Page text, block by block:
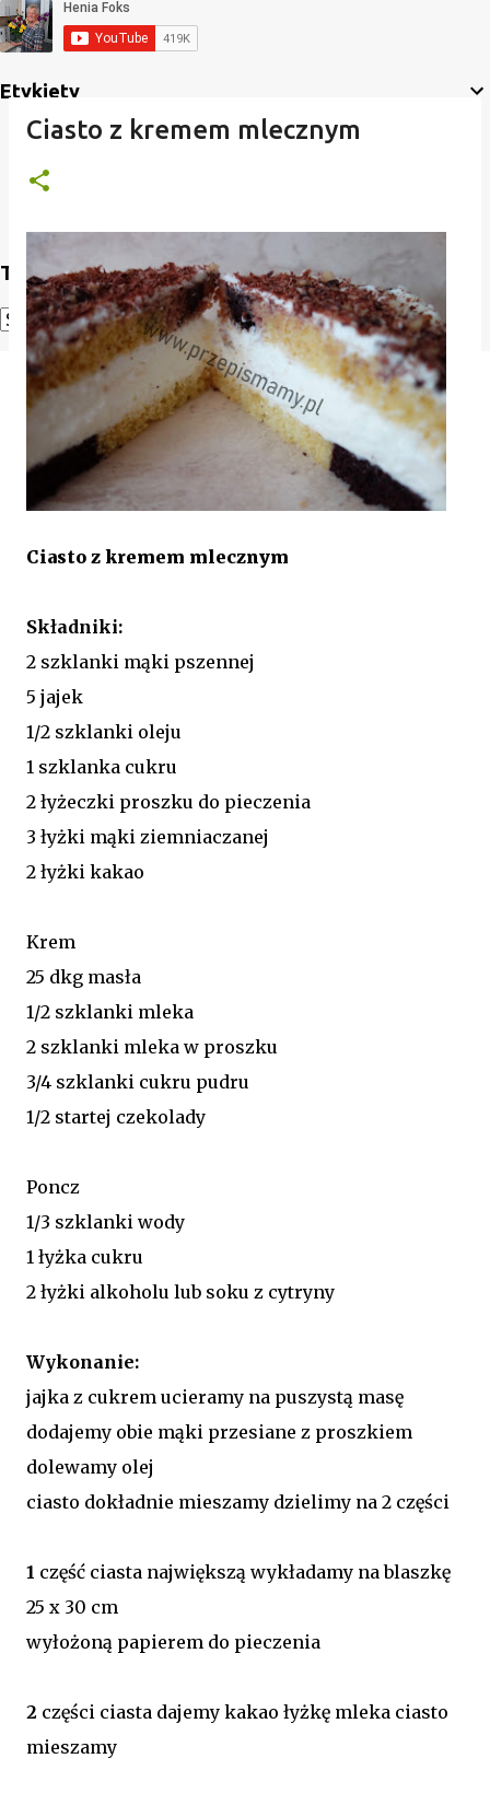
Etykiety
Translate
Powered by Translate
Ciasto z kremem mlecznym
Ciasto z kremem mlecznym
Składniki:
2 szklanki mąki pszennej
5 jajek
1/2 szklanki oleju
1 szklanka cukru
2 łyżeczki proszku do pieczenia
3 łyżki mąki ziemniaczanej
2 łyżki kakao
Krem
25 dkg masła
1/2 szklanki mleka
2 szklanki mleka w proszku
3/4 szklanki cukru pudru
1/2 startej czekolady
Poncz
1/3 szklanki wody
1 łyżka cukru
2 łyżki alkoholu lub soku z cytryny
Wykonanie:
jajka z cukrem ucieramy na puszystą masę
dodajemy obie mąki przesiane z proszkiem
dolewamy olej
ciasto dokładnie mieszamy dzielimy na 2 części
1 część ciasta największą wykładamy na blaszkę
25 x 30 cm
wyłożoną papierem do pieczenia
2 części ciasta dajemy kakao łyżkę mleka ciasto
mieszamy